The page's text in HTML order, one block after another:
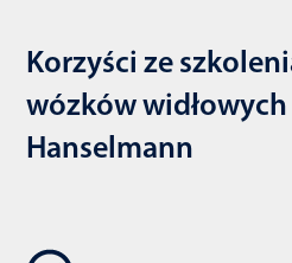
Korzyści ze
wózków
Hanselmann